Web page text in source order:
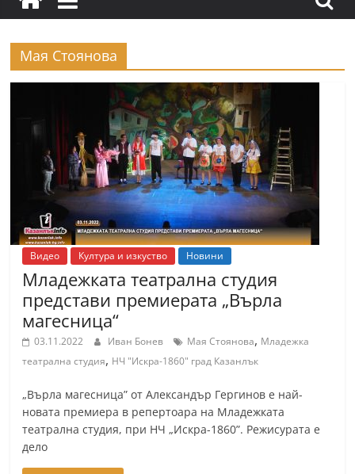
в
и
н
К
а
з
а
н
л
ъ
к
и
о
л
а
т
Мая Стоянова
Видео Култура и изкуство Новини
Младежката театрална студия
представи премиерата „Върла
магесница“
03.11.2022 Иван Бонев Мая Стоянова, Младежка
театрална студия, НЧ "Искра-1860" град Казанлък
„Върла магесница” от Александър Гергинов е най-
новата премиера в репертоара на Младежката
театрална студия, при НЧ „Искра-1860”. Режисурата е
дело